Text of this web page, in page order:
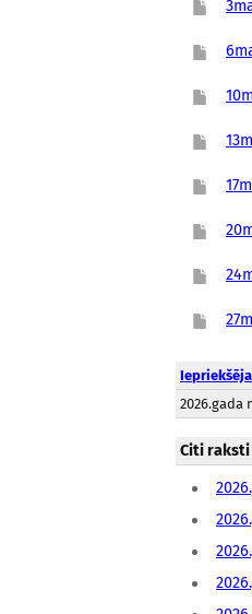
2026.gada
Citi raksti